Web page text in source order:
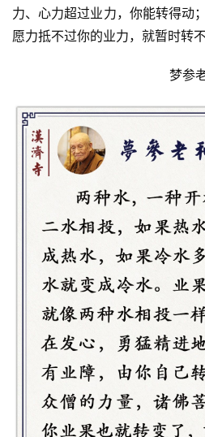
力、心力超过业力，你能转得动
愿力抵不过你的业力，就暂时转
梦参